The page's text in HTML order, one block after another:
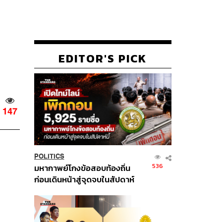
147
EDITOR'S PICK
POLITICS
มหากาพย์โกงข้อสอบท้องถิ่น
ก่อนเดินหน้าสู่จุดจบในสัปดาห์
536